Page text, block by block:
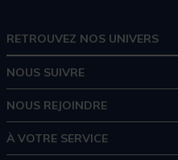
RETROUVEZ NOS UNIVERS
NOUS SUIVRE
NOUS REJOINDRE
À VOTRE SERVICE